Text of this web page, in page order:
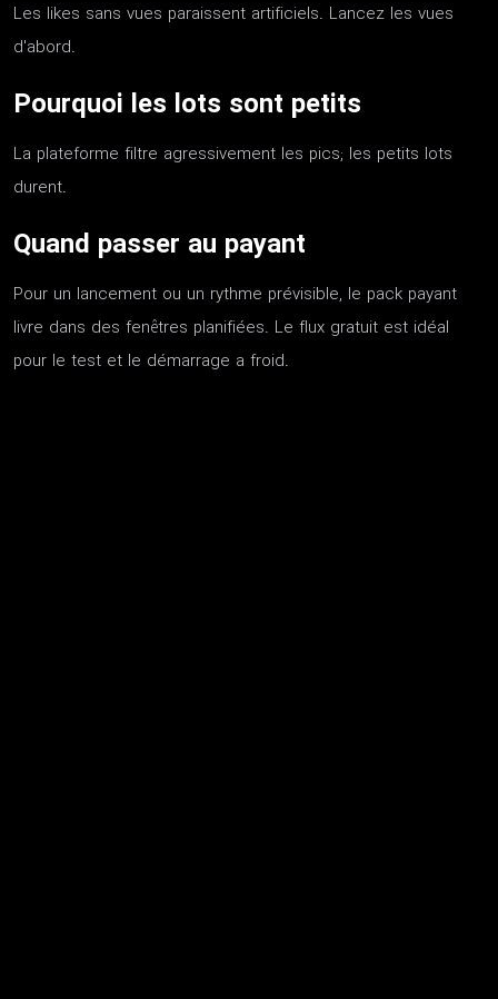
Les likes sans vues paraissent artificiels. Lancez les vues
d'abord.
Pourquoi les lots sont petits
La plateforme filtre agressivement les pics; les petits lots
durent.
Quand passer au payant
Pour un lancement ou un rythme prévisible, le pack payant
livre dans des fenêtres planifiées. Le flux gratuit est idéal
pour le test et le démarrage a froid.